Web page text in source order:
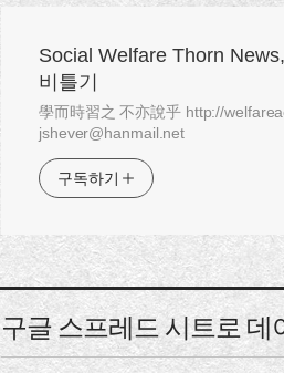
Social Welfare Thorn
비틀기
學而時習之 不亦說乎 http://
jshever@hanmail.net
구독하기
구글 스프레드 시트로 데